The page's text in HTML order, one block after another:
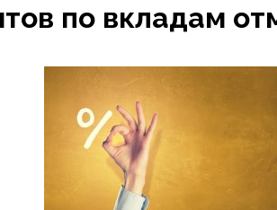
по вкладам